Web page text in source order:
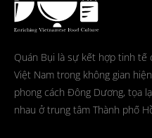
Quán Bụi là sự kết hợp tinh
Việt Nam trong không gian
phong cách Đông Dương, tọa
nhau ở trung tâm Thành phố